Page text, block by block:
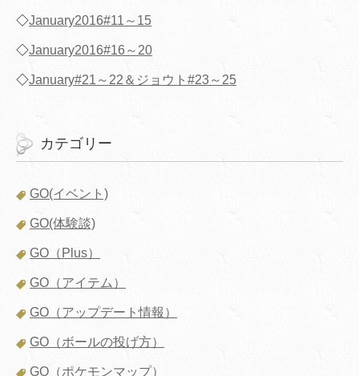
◇January2016#11～15
◇January2016#16～20
◇January#21～22＆ジョウト#23～25
カテゴリー
GO(イベント)
GO(体験談)
GO（Plus）
GO（アイテム）
GO（アップデート情報）
GO（ボールの投げ方）
GO（ポケモンマップ）